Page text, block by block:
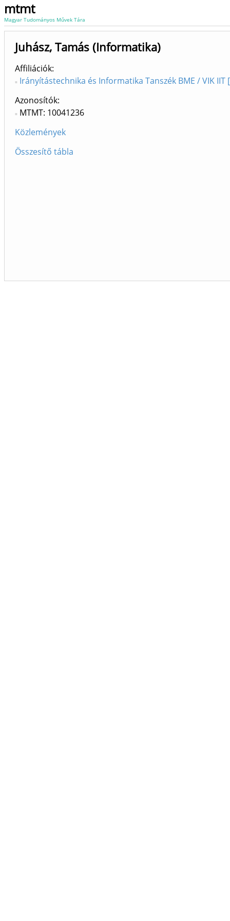
mtmt
Magyar Tudományos Művek Tára
Juhász, Tamás (Informatika)
Affiliációk
Irányítástechnika és Informatika Tanszék BME / VIK IIT
Azonosítók
MTMT: 10041236
Közlemények
Összesítő tábla